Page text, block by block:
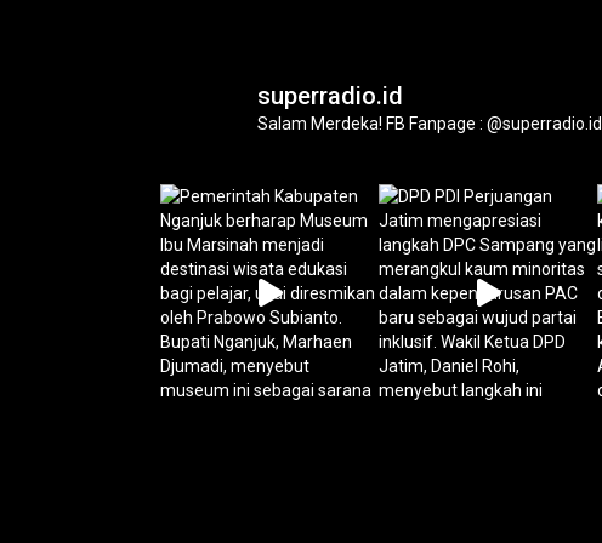
superradio.id
Salam Merdeka! FB Fanpage : @superradio.id